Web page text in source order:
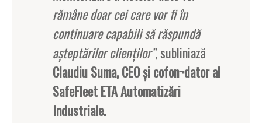
rămâne doar cei care vor fi în
continuare capabili să răspundă
aşteptărilor clienţilor”, subliniază
Claudiu Suma, CEO şi cofon¬dator al
SafeFleet ETA Automatizări
Industriale.